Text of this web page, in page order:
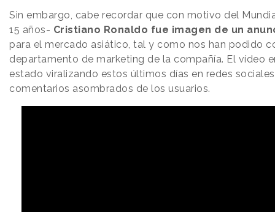
Sin embargo, cabe recordar que con motivo del
15 años- Cristiano Ronaldo fue imagen de un
para el mercado asiático, tal y como nos han podido
departamento de marketing de la compañía. El vídeo
estado viralizando estos últimos días en redes
comentarios asombrados de los usuarios.